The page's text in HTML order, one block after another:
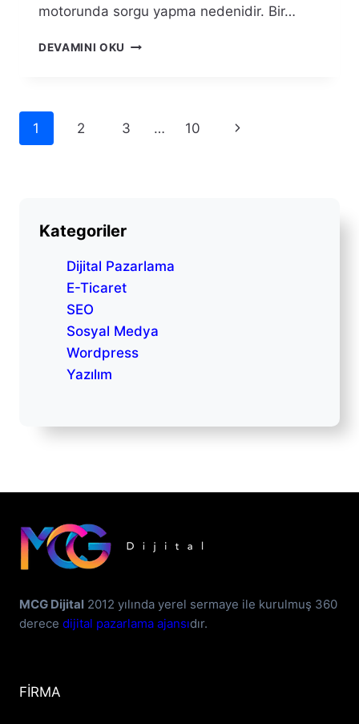
motorunda sorgu yapma nedenidir. Bir…
DEVAMINI OKU ARAMA
Sayfa
navigasyonu
1 2 3 … 10
Sonraki
Kategoriler
Dijital Pazarlama
E-Ticaret
SEO
Sosyal Medya
Wordpress
Yazılım
MCG Dijital 2012 yılında yerel sermaye ile kurulmuş 360
derece dijital pazarlama ajansıdır.
FİRMA